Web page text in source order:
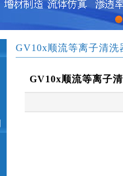
1
GV10x顺流等离子清洗
GV10x顺流等离子